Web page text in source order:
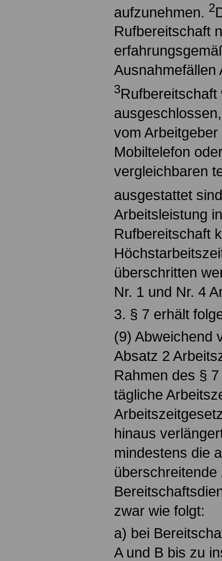
aufzunehmen. 2
Rufbereitschaft
Ausnahmefällen
3
vom
Mobiltelefon
vergleichbaren
ausgestattet
Arbeitsleistung
Rufbereitschaft
überschritten
Nr. 1 und Nr. 4
3. § 7 erhält
(9) Abweichend
Absatz 2
Rahmen des §
tägliche
hinaus
mindestens die
zwar wie folgt:
a) bei
A und B bis zu